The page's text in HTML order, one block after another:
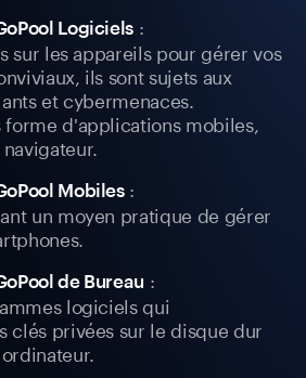
Logiciels :
sur les appareils pour gérer vos
ils sont sujets aux
et cybermenaces.
forme d'applications mobiles,
Mobiles:
un moyen pratique de gérer
de Bureau :
logiciels qui
clés privées sur le disque dur